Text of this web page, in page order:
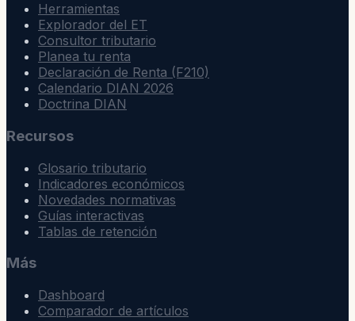
Herramientas
Explorador del ET
Consultor tributario
Planea tu renta
Declaración de Renta (F210)
Calendario DIAN 2026
Doctrina DIAN
Recursos
Glosario tributario
Indicadores económicos
Novedades normativas
Guías interactivas
Tablas de retención
Más
Dashboard
Comparador de artículos